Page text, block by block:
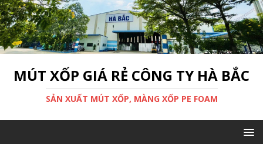
MÚT XỐP GIÁ RẺ CÔNG TY HÀ BẮC
SẢN XUẤT MÚT XỐP, MÀNG XỐP PE FOAM